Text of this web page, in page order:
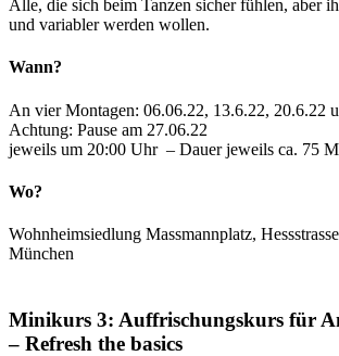
Alle, die sich beim Tanzen sicher fühlen, aber
und variabler werden wollen.
Wann?
An vier Montagen: 06.06.22, 13.6.22, 20.6.22
Achtung: Pause am 27.06.22
jeweils um 20:00 Uhr – Dauer jeweils ca. 75
Wo?
Wohnheimsiedlung Massmannplatz,
München
Minikurs 3: Auffrischungskurs für
– Refresh the basics